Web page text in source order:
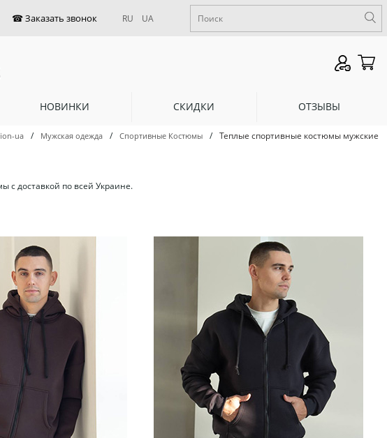
RU UA
НОВИНКИ СКИДКИ ОТЗЫВЫ
ua / Мужская одежда / Спортивные Костюмы / Теплые спортивные костюмы мужские
с доставкой по всей Украине.